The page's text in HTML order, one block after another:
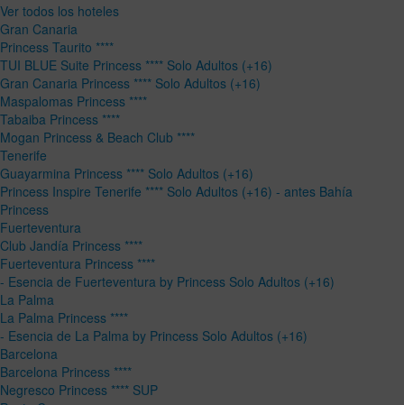
Ver todos los hoteles
Gran Canaria
Princess Taurito ****
TUI BLUE Suite Princess **** Solo Adultos (+16)
Gran Canaria Princess **** Solo Adultos (+16)
Maspalomas Princess ****
Tabaiba Princess ****
Mogan Princess & Beach Club ****
Tenerife
Guayarmina Princess **** Solo Adultos (+16)
Princess Inspire Tenerife **** Solo Adultos (+16) - antes Bahía
Princess
Fuerteventura
Club Jandía Princess ****
Fuerteventura Princess ****
- Esencia de Fuerteventura by Princess Solo Adultos (+16)
La Palma
La Palma Princess ****
- Esencia de La Palma by Princess Solo Adultos (+16)
Barcelona
Barcelona Princess ****
Negresco Princess **** SUP